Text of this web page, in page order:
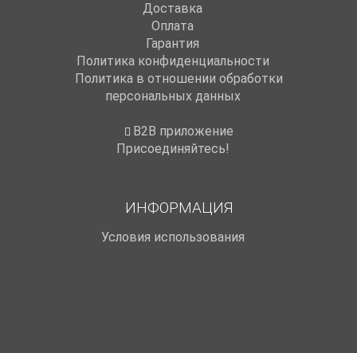
Доставка
Оплата
Гарантия
Политика конфиденциальности
Политика в отношении обработки
персональных данных
B2B приложение
Присоединяйтесь!
ИНФОРМАЦИЯ
Условия использования